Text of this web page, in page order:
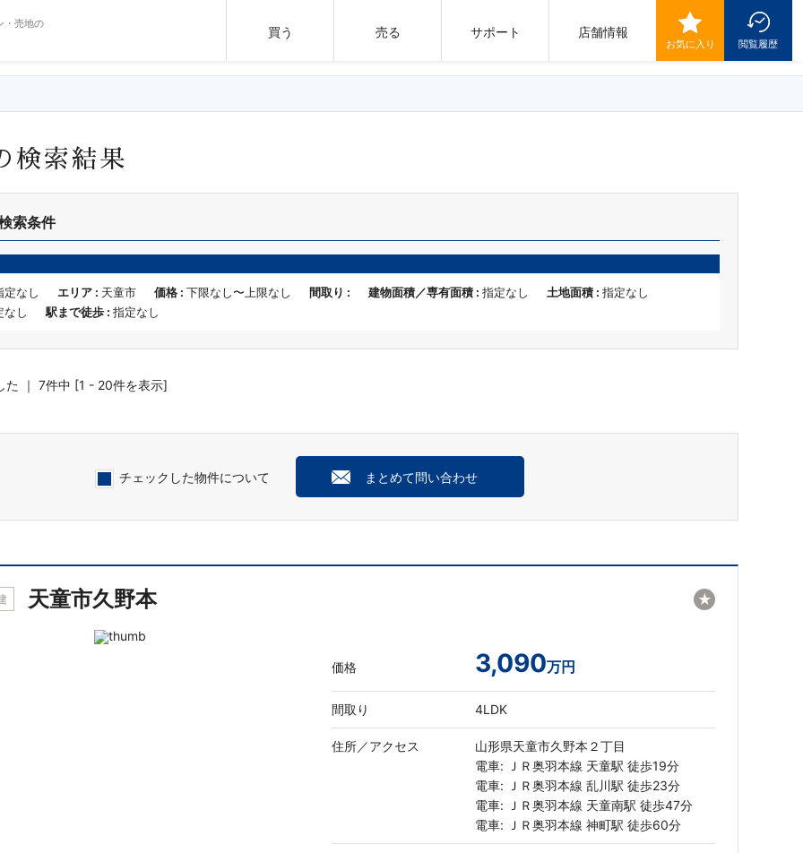
・売地の
買う 売る サポート 店舗情報
お気に入り 閲覧履歴
検索結果
索条件
定なし エリア : 天童市 価格 : 下限なし〜上限なし 間取り : 建物面積／専有面積 : 指定なし 土地面積 : 指定なし
なし
駅まで徒歩 : 指定なし
た ｜ 7件中 [1 - 20件を表示]
チェックした物件について まとめて問い合わせ
天童市久野本
価格 3,090万円
間取り 4LDK
住所／アクセス
山形県天童市久野本２丁目
電車: ＪＲ奥羽本線 天童駅 徒歩19分
電車: ＪＲ奥羽本線 乱川駅 徒歩23分
電車: ＪＲ奥羽本線 天童南駅 徒歩47分
電車: ＪＲ奥羽本線 神町駅 徒歩60分
★